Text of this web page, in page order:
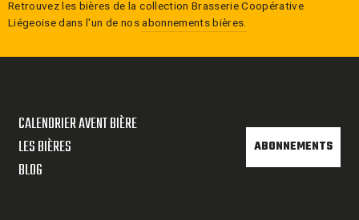
Retrouvez les bières de la collection Brasserie Coopérative
Liégeoisedans l'un de nosabonnements bières.
CALENDRIER AVENT BIÈRE
LES BIÈRES
BLOG
ABONNEMENTS